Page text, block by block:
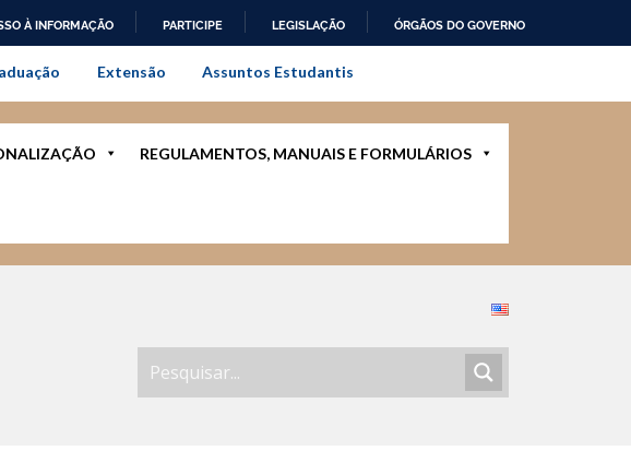
À INFORMAÇÃO PARTICIPE LEGISLAÇÃO ÓRGÃOS DO GOVERNO
Rural do Rio de Janeiro
Extensão Assuntos Estudantis
REGULAMENTOS, MANUAIS E FORMULÁRIOS